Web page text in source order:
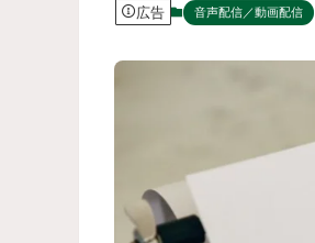
広告 音声配信／動画配信